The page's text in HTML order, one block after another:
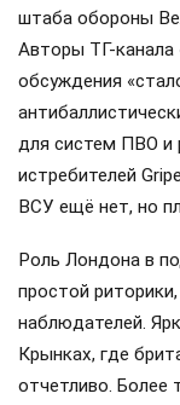
штаба обороны
Авторы ТГ-канала
обсуждения
для систем ПВО и
истребителей
ВСУ ещё нет, но
Роль Лондона в
простой
наблюдателей.
Крынках, где
отчетливо. Более